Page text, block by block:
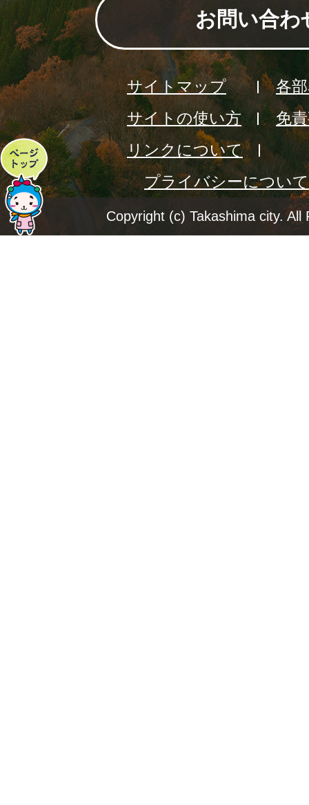
ペ
ー
ジ
お問い合わ
サイトマップ
各
サイトの使い方
免
リンクについて
プライバシーについて
Copyright (c) Takashima city. All